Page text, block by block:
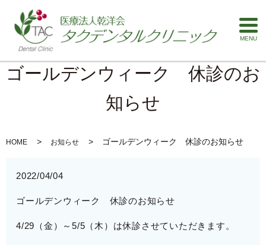
MENU
ゴールデンウィーク 休診のお
知らせ
HOME お知らせ ゴールデンウィーク 休診のお知らせ
2022/04/04
ゴールデンウィーク 休診のお知らせ
4/29（金）～5/5（木） は休診させていただきます。